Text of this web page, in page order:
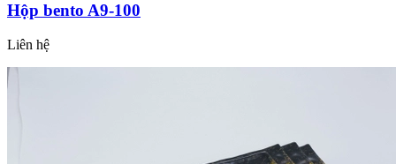
Hộp bento A9-100
Liên hệ